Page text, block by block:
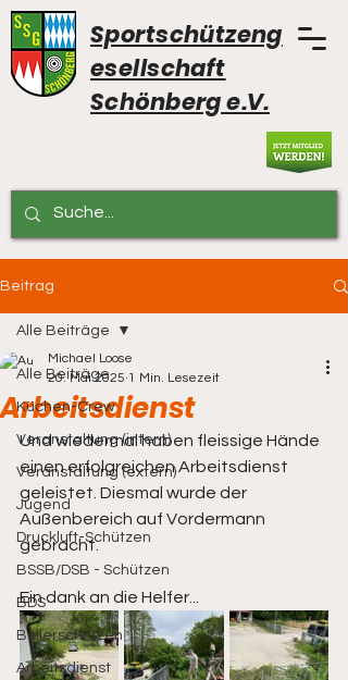
Sportschützeng
esellschaft
Schönberg e.V.
Beitrag
Alle Beiträge
Küchen-Crew
Veranstaltung (intern)
Veranstaltung (extern)
Jugend
Druckluft-Schützen
BSSB/DSB - Schützen
BDS
Böllerschützen
Arbeitsdienst
Alle Beiträge
Arbeitsdienst
Michael Loose
20. Mai 2025 1 Min. Lesezeit
Und wiedermal haben fleissige Hände
einen erfolgreichen Arbeitsdienst
geleistet. Diesmal wurde der
Außenbereich auf Vordermann
gebracht.
Ein dank an die Helfer...